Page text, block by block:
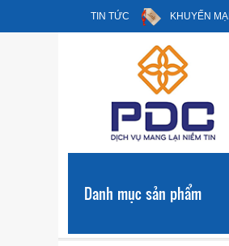
TIN TỨC KHUYẾN MẠI
Danh mục sản phẩm